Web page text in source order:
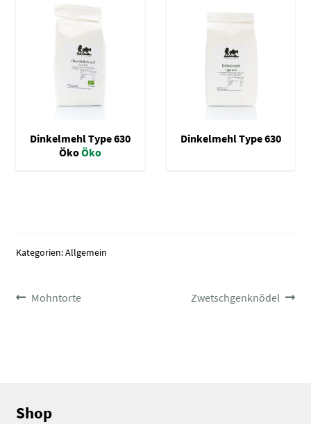
Dinkelmehl Type 630
ÖkoÖko
Dinkelmehl Type 630
Kategorien: Allgemein
BEITRAGSNAVIGATION
Vorheriger
Mohntorte
Nächster
Zwetschgenknödel
Shop